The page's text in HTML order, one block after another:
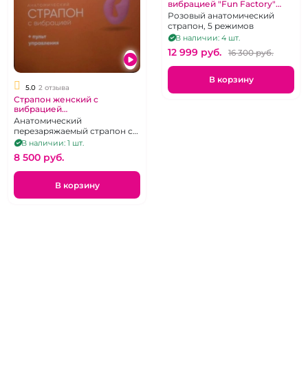
5.0 2 отзыва
Страпон женский с
вибрацией
радиоуправляемый
"Главсексмаг" розовый
Анатомический
перезаряжаемый страпон с
вибрацией на пульте
дистанционного управления
В наличии: 1 шт.
8 500 pуб.
В корзину
вибрацией "Fun Factory"
Share Vibe красный с
вагинальным отростком и
магнитной зарядкой
Розовый анатомический
страпон, 5 режимов
В наличии: 4 шт.
12 999 pуб. 16 300 pуб.
В корзину